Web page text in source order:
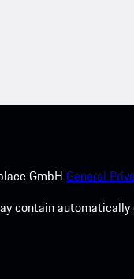
GmbH General
contain